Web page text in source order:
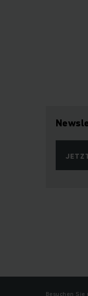
Besuchen